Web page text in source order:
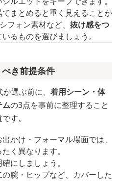
でまとめると重く見えることが
フォン素材など、 抜け感をつ
るものを選びましょう。
き前提条件
選ぶ前に、 着用シーン・体
ムの3点を事前に整理すること
す。
かけ・フォーマル場面では、
く異なります。
にしましょう。
の腕・ヒップなど、カバーした